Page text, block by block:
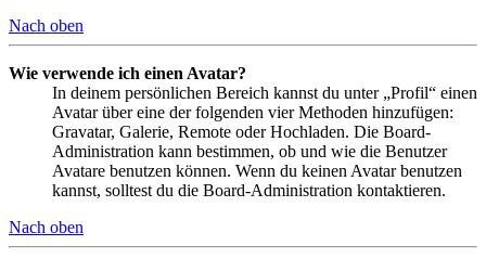
Nach oben
Wie verwende ich einen Avatar?
In deinem persönlichen Bereich kannst du unter „Profil“ einen
Avatar über eine der folgenden vier Methoden hinzufügen:
Gravatar, Galerie, Remote oder Hochladen. Die Board-
Administration kann bestimmen, ob und wie die Benutzer
Avatare benutzen können. Wenn du keinen Avatar benutzen
kannst, solltest du die Board-Administration kontaktieren.
Nach oben